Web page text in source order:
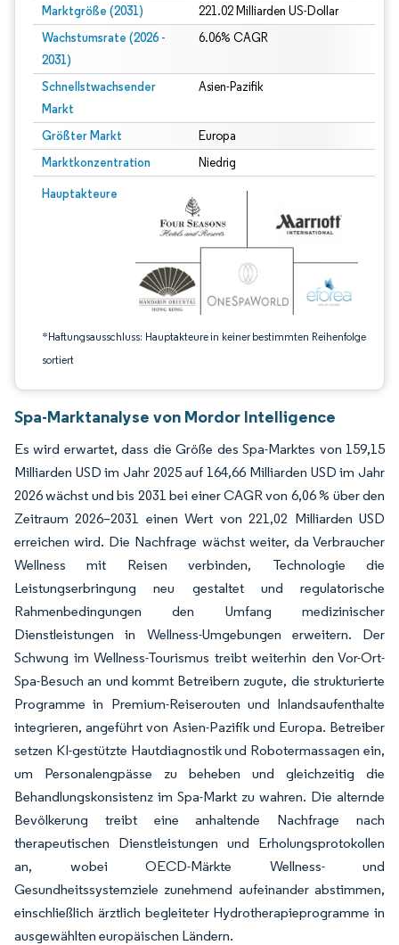
Marktgröße (2031) 221.02 Milliarden US-Dollar
Wachstumsrate (2026 -
2031)
6.06% CAGR
Schnellstwachsender
Markt
Asien-Pazifik
Größter Markt Europa
Marktkonzentration Niedrig
Hauptakteure
*Haftungsausschluss: Hauptakteure in keiner bestimmten Reihenfolge
sortiert
Bild © Mordor Intelligence. Wiederverwendung erfordert Namensnennung
Spa-Marktanalyse von Mordor Intelligence
Es wird erwartet, dass die Größe des Spa-Marktes von 159,15
Milliarden USD im Jahr 2025 auf 164,66 Milliarden USD im Jahr
2026 wächst und bis 2031 bei einer CAGR von 6,06 % über den
Zeitraum 2026–2031 einen Wert von 221,02 Milliarden USD
erreichen wird. Die Nachfrage wächst weiter, da Verbraucher
Wellness mit Reisen verbinden, Technologie die
Leistungserbringung neu gestaltet und regulatorische
Rahmenbedingungen den Umfang medizinischer
Dienstleistungen in Wellness-Umgebungen erweitern. Der
Schwung im Wellness-Tourismus treibt weiterhin den Vor-Ort-
Spa-Besuch an und kommt Betreibern zugute, die strukturierte
Programme in Premium-Reiserouten und Inlandsaufenthalte
integrieren, angeführt von Asien-Pazifik und Europa. Betreiber
setzen KI-gestützte Hautdiagnostik und Robotermassagen ein,
um Personalengpässe zu beheben und gleichzeitig die
Behandlungskonsistenz im Spa-Markt zu wahren. Die alternde
Bevölkerung treibt eine anhaltende Nachfrage nach
therapeutischen Dienstleistungen und Erholungsprotokollen
an, wobei OECD-Märkte Wellness- und
Gesundheitssystemziele zunehmend aufeinander abstimmen,
einschließlich ärztlich begleiteter Hydrotherapieprogramme in
ausgewählten europäischen Ländern.